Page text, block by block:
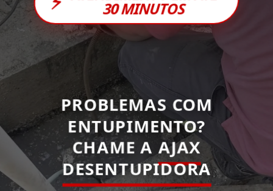
30 MINUTOS
PROBLEMAS COM
ENTUPIMENTO?
CHAME A AJAX
DESENTUPIDORA